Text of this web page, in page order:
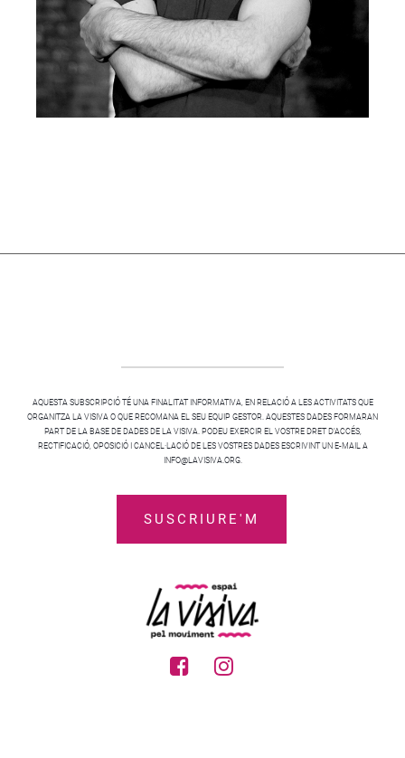
AQUESTA SUBSCRIPCIÓ TÉ UNA FINALITAT INFORMATIVA, EN RELACIÓ A LES ACTIVITATS QUE
ORGANITZA LA VISIVA O QUE RECOMANA EL SEU EQUIP GESTOR. AQUESTES DADES FORMARAN
PART DE LA BASE DE DADES DE LA VISIVA. PODEU EXERCIR EL VOSTRE DRET D’ACCÉS,
RECTIFICACIÓ, OPOSICIÓ I CANCEL·LACIÓ DE LES VOSTRES DADES ESCRIVINT UN E-MAIL A
INFO@LAVISIVA.ORG.